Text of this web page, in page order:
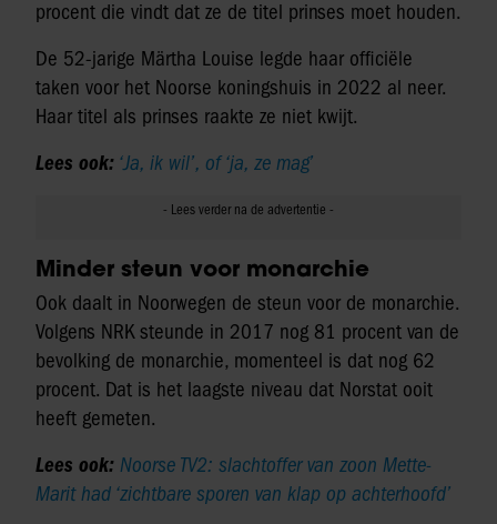
procent die vindt dat ze de titel prinses moet houden.
De 52-jarige Märtha Louise legde haar officiële
taken voor het Noorse koningshuis in 2022 al neer.
Haar titel als prinses raakte ze niet kwijt.
Lees ook: ‘Ja, ik wil’, of ‘ja, ze mag’
Minder steun voor monarchie
Ook daalt in Noorwegen de steun voor de monarchie.
Volgens NRK steunde in 2017 nog 81 procent van de
bevolking de monarchie, momenteel is dat nog 62
procent. Dat is het laagste niveau dat Norstat ooit
heeft gemeten.
Lees ook: Noorse TV2: slachtoffer van zoon Mette-
Marit had ‘zichtbare sporen van klap op achterhoofd’